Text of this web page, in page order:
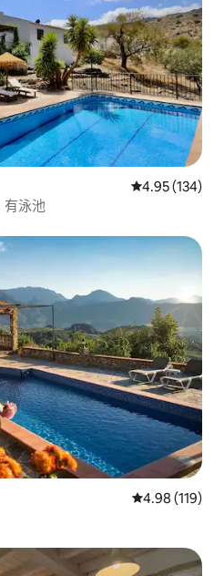
從 134 則評價
4.95 (134)
子，有泳池
從 119 則評價
4.98 (119)